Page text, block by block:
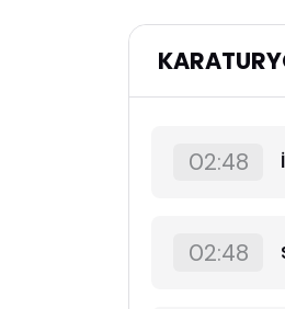
02:48
02:48